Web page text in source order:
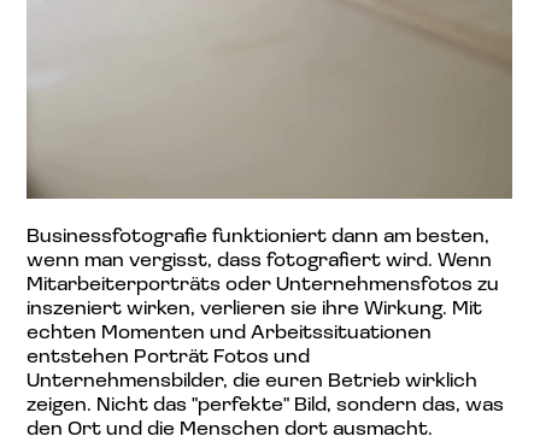
Businessfotografie funktioniert dann am besten,
wenn man vergisst, dass fotografiert wird. Wenn
Mitarbeiterporträts oder Unternehmensfotos zu
inszeniert wirken, verlieren sie ihre Wirkung. Mit
echten Momenten und Arbeitssituationen
entstehen Porträt Fotos und
Unternehmensbilder, die euren Betrieb wirklich
zeigen. Nicht das "perfekte" Bild, sondern das, was
den Ort und die Menschen dort ausmacht.